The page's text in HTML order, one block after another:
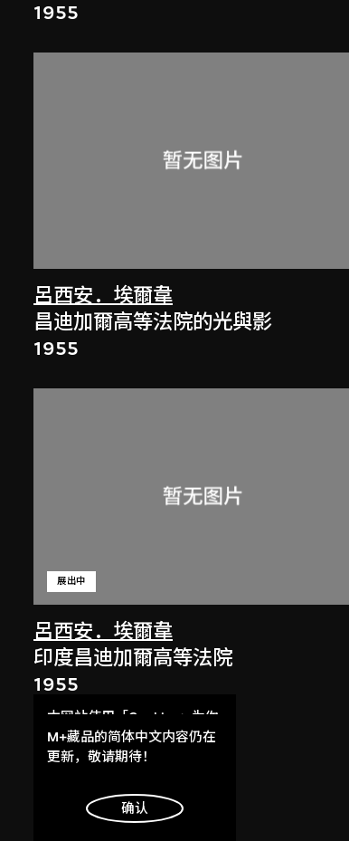
1955
呂西安．埃爾韋
昌迪加爾高等法院的光與影
1955
呂西安．埃爾韋
展出中
印度昌迪加爾高等法院
1955
本网站使用「Cookies」为你
提供最好的网站体验。
了解更多
明白
M+藏品的简体中文内容仍在
更新，敬请期待！
确认